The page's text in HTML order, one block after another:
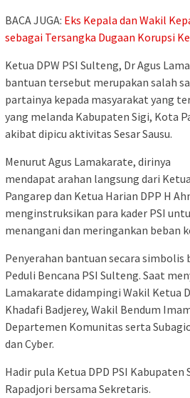
BACA JUGA: Eks Kepala dan Wakil
sebagai Tersangka Dugaan Korupsi
Ketua DPW PSI Sulteng, Dr Agus
bantuan tersebut merupakan salah
partainya kepada masyarakat yang
yang melanda Kabupaten Sigi, Kota
akibat dipicu aktivitas Sesar Sausu.
Menurut Agus Lamakarate, dirinya
mendapat arahan langsung dari
Pangarep dan Ketua Harian DPP H
menginstruksikan para kader PSI
menangani dan meringankan beban
Penyerahan bantuan secara simbolis
Peduli Bencana PSI Sulteng. Saat
Lamakarate didampingi Wakil Ketua
Khadafi Badjerey, Wakil Bendum
Departemen Komunitas serta
dan Cyber.
Hadir pula Ketua DPD PSI Kabupaten
Rapadjori bersama Sekretaris.